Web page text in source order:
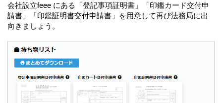
会社設立feee にある「登記事項証明書」「印鑑カード交付申
請書」「印鑑証明書交付申請書」を用意して再び法務局に出
向きましょう。